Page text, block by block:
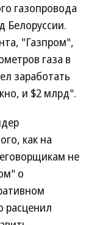
газопровода
Белоруссии.
"Газпром",
газа в
заработать
и $2 млрд".
как на
не
о
расценил